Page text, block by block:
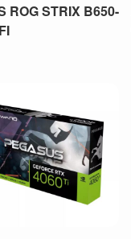
ROG STRIX B650-